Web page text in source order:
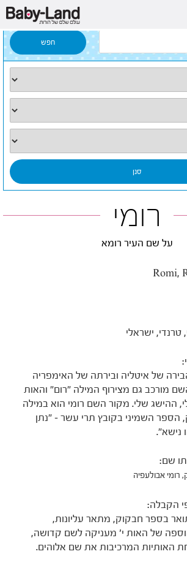
רומי
על שם העיר רומא
טרנדי, ישראלי
של איטליה ובירתה של האימפריה
מורכב גם מצירוף המילה "רום" והאות
ההישג שלי. מקור השם רומי הוא במילה
הספר השמיני בקובץ תרי עשר – "נתן
נישא".
שם:
רומי אבולעפיה
הקבלה:
בספר חבקוק, מתאר עליונות,
של האות י' מעניקה לשם קדושה,
האותיות המרכיבות את שם אלוהים.